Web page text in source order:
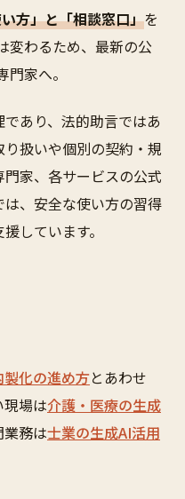
方」と「相談窓口」を
変わるため、最新の公
家へ。
あり、法的助言ではあ
扱いや個別の契約・規
家、各サービスの公式
、安全な使い方の習得
しています。
製化の進め方とあわせ
場は介護・医療の生成
務は士業の生成AI活用